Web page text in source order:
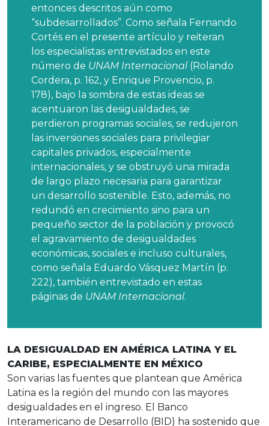
entonces descritos aún como
“subdesarrollados”. Como señala Fernando
Cortés en el presente artículo y reiteran
los especialistas entrevistados en este
número de UNAM Internacional(Rolando
Cordera, p. 162, y Enrique Provencio, p.
178), bajo la sombra de estas ideas se
acentuaron las desigualdades, se
perdieron programas sociales, se redujeron
las inversiones sociales para privilegiar
capitales privados, especialmente
internacionales, y se obstruyó una mirada
de largo plazo necesaria para garantizar
un desarrollo sostenible. Esto, además, no
redundó en crecimiento sino para un
pequeño sector de la población y provocó
el agravamiento de desigualdades
económicas, sociales e incluso culturales,
como señala Eduardo Vásquez Martín (p.
222), también entrevistado en estas
páginas de UNAM Internacional.
LA DESIGUALDAD EN AMÉRICA LATINA Y EL
CARIBE, ESPECIALMENTE EN MÉXICO
Son varias las fuentes que plantean que América
Latina es la región del mundo con las mayores
desigualdades en el ingreso. El Banco
Interamericano de Desarrollo (BID) ha sostenido que